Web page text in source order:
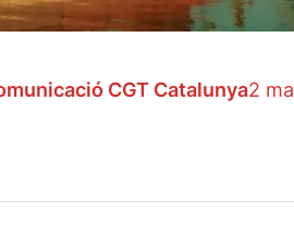
CGT Catalunya2